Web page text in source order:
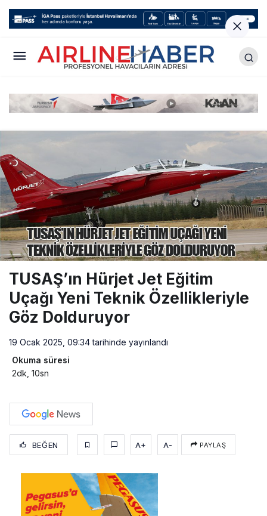
TUSAŞ’ın Hürjet Jet Eğitim
Uçağı Yeni Teknik Özellikleriyle
Göz Dolduruyor
19 Ocak 2025, 09:34tarihinde yayınlandı
Okuma süresi
2dk, 10sn
BEĞEN A+ A- PAYLAŞ